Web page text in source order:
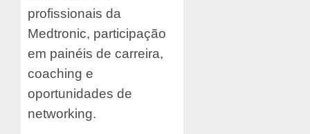
profissionais da
Medtronic, participação
em painéis de carreira,
coaching e
oportunidades de
networking.